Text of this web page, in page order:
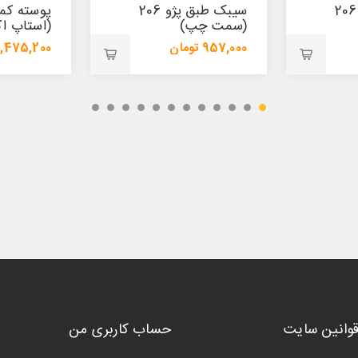
سیبک طبق پژو 206 پوسته کمک پیکان
(استاپ اکسل چپ)
1,475,200 تومان
سیبک
(پایین)
421,800 تومان
سایت حساب کاربری من